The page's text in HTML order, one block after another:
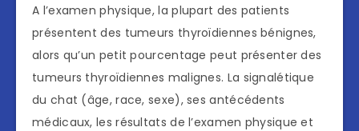
A l’examen physique, la plupart des patients
présentent des tumeurs thyroïdiennes bénignes,
alors qu’un petit pourcentage peut présenter des
tumeurs thyroïdiennes malignes. La signalétique
du chat (âge, race, sexe), ses antécédents
médicaux, les résultats de l’examen physique et